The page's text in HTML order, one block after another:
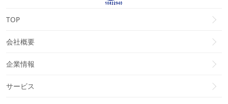
TOP
会社概要
企業情報
サービス